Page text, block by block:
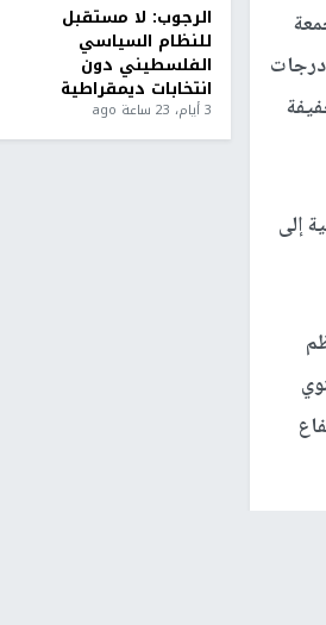
خفيفة
إلى
الرجوب: لا مستقبل
للنظام السياسي
الفلسطيني دون
انتخابات ديمقراطية
3 أيام، 23 ساعة ago